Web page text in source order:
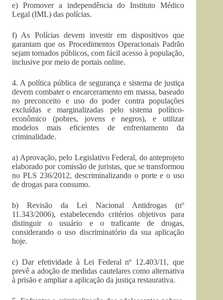
e) Promover a independência do Instituto Médico
Legal (IML) das polícias.
f) As Polícias devem investir em dispositivos que
garantam que os Procedimentos Operacionais Padrão
sejam tornados públicos, com fácil acesso à população,
inclusive por meio de portais online.
4. A política pública de segurança e sistema de justiça
devem combater o encarceramento em massa, baseado
no preconceito e uso do poder contra populações
excluídas e marginalizadas pelo sistema político-
econômico (pobres, jovens e negros), e utilizar
modelos mais eficientes de enfrentamento da
criminalidade.
a) Aprovação, pelo Legislativo Federal, do anteprojeto
elaborado por comissão de juristas, que se transformou
no PLS 236/2012, descriminalizando o porte e o uso
de drogas para consumo.
b) Revisão da Lei Nacional Antidrogas (nº
11.343/2006), estabelecendo critérios objetivos para
distinguir o usuário e o traficante de drogas,
considerando o uso discriminatório da sua aplicação
hoje.
c) Dar efetividade à Lei Federal nº 12.403/11, que
prevê a adoção de medidas cautelares como alternativa
à prisão e ampliar a aplicação da justiça restaurativa.